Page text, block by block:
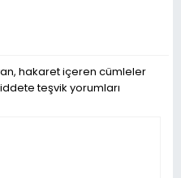
hakaret içeren cümleler
teşvik yorumları